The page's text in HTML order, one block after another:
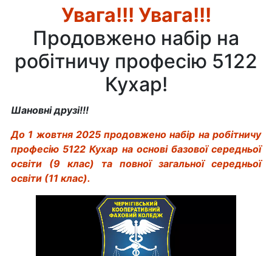
Увага!!! Увага!!!
Продовжено набір на
робітничу професію 5122
Кухар!
Шановні друзі!!!
До 1 жовтня 2025 продовжено набір на робітничу
професію 5122 Кухар на основі базової середньої
освіти (9 клас) та повної загальної середньої
освіти (11 клас).